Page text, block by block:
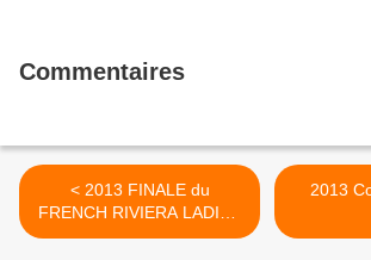
Commentaires
< 2013 FINALE du
FRENCH RIVIERA LADIES
TROPHY à St Donat